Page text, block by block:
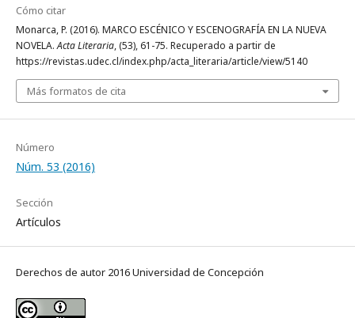
Cómo citar
Monarca, P. (2016). MARCO ESCÉNICO Y ESCENOGRAFÍA EN LA NUEVA
NOVELA.Acta Literaria, (53), 61-75. Recuperado a partir de
https://revistas.udec.cl/index.php/acta_literaria/article/view/5140
Más formatos de cita
Número
Núm. 53 (2016)
Sección
Artículos
Derechos de autor 2016 Universidad de Concepción